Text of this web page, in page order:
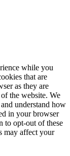
while you
that are
as they are
the website. We
understand how
in your browser
to opt-out of these
may affect your